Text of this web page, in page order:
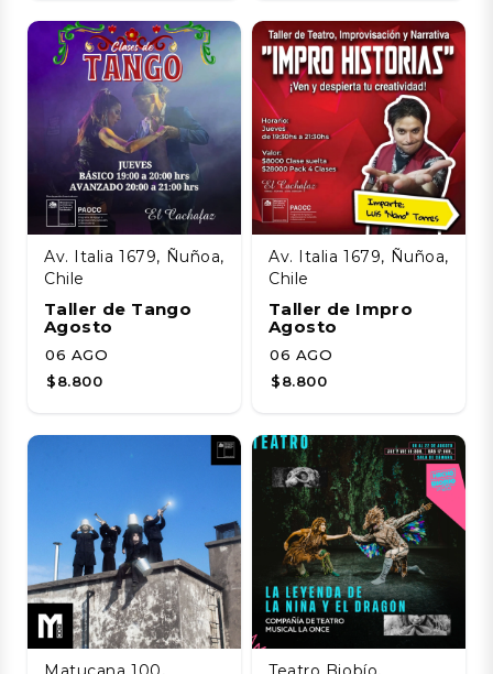
Av. Italia 1679, Ñuñoa,
Chile
Taller de Tango
Agosto
06 AGO
$8.800
Av. Italia 1679, Ñuñoa,
Chile
Taller de Impro
Agosto
06 AGO
$8.800